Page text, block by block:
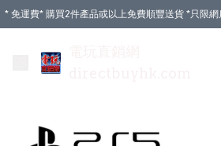
* 免運費* 購買2件產品或以上免費順豐送貨 *只限